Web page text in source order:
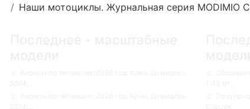
Наши мотоциклы. Журнальная серия